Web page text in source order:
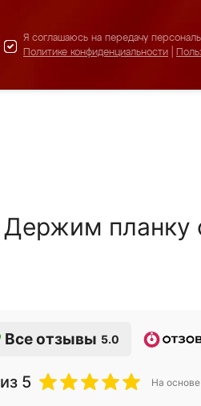
Я соглашаюсь на передачу
Политике конфиденциальности
Держим планку
Все отзывы 5.0
из 5 На основе